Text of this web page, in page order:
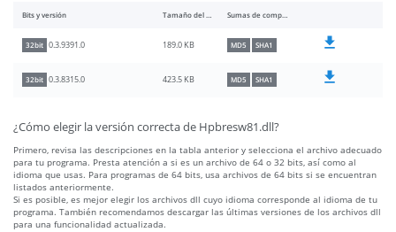
Bits y versión Tamaño del archivo Sumas de comprobación
32bit 0.3.9391.0 189.0 KB MD5 SHA1
32bit 0.3.8315.0 423.5 KB MD5 SHA1
¿Cómo elegir la versión correcta de Hpbresw81.dll?
Primero, revisa las descripciones en la tabla anterior y selecciona el archivo adecuado
para tu programa. Presta atención a si es un archivo de 64 o 32 bits, así como al
idioma que usas. Para programas de 64 bits, usa archivos de 64 bits si se encuentran
listados anteriormente.
Si es posible, es mejor elegir los archivos dll cuyo idioma corresponde al idioma de tu
programa. También recomendamos descargar las últimas versiones de los archivos dll
para una funcionalidad actualizada.